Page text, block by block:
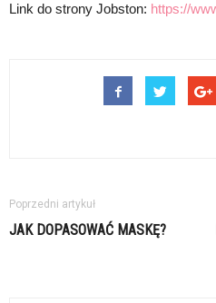
Link do strony Jobston: https://
Poprzedni artykuł
JAK DOPASOWAĆ MASKĘ?